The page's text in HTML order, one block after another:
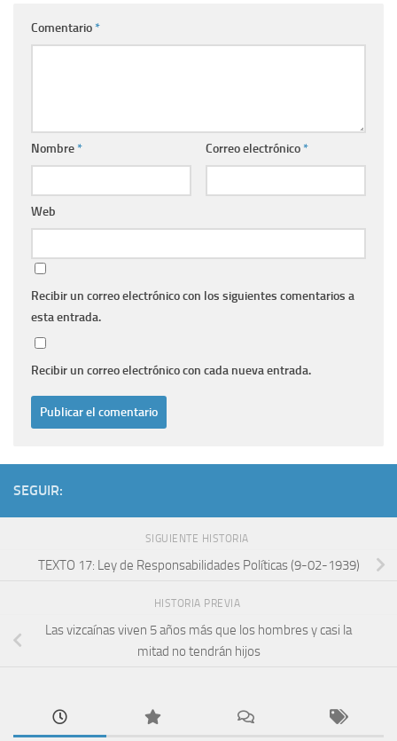
Comentario*
Nombre* Correo electrónico*
Web
Recibir un correo electrónico con los siguientes comentarios a
esta entrada.
Recibir un correo electrónico con cada nueva entrada.
SEGUIR:
SIGUIENTE HISTORIA
TEXTO 17: Ley de Responsabilidades Polí­ticas (9-02-1939)
HISTORIA PREVIA
Las vizcaínas viven 5 años más que los hombres y casi la
mitad no tendrán hijos